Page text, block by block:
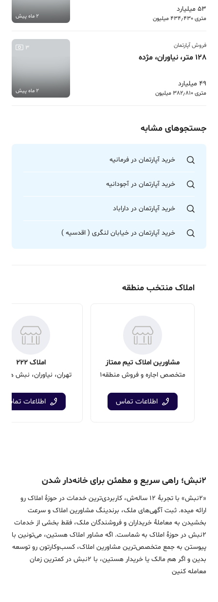
53 میلیارد
متری 434٫430 میلیون 2 ماه پیش
فروش آپارتمان
128 متر، نیاوران، مژده
49 میلیارد
متری 382٫810 میلیون
3
2 ماه پیش
جستجوهای مشابه
خرید آپارتمان در فرمانیه
خرید آپارتمان در آجودانیه
خرید آپارتمان در داراباد
خرید آپارتمان در خیابان لنگری ( اقدسیه )
املاک منتخب منطقه
مشاورین املاک تیم ممتاز
متخصص اجاره و فروش منطقه1
اطلاعات تماس
املاک 222
تهران، نیاوران، نبش
اطلاعات تماس
۲نبش؛ راهی سریع و مطمئن برای خانه‌دار شدن
«2نبش» با تجربۀ 12 ساله‌ش، کاربردی‌ترین خدمات در حوزۀ املاک رو
ارائه میده. ثبت آگهی‌های ملک، برندینگ مشاورین املاک و سرعت
بخشیدن به معاملۀ خریداران و فروشندگان ملک، فقط بخشی از خدمات
2نبش در حوزۀ املاک به شماست. اگه مشاور املاک هستین، می‌تونین با
پیوستن به جمع متخصص‌ترین مشاورین املاک، کسب‌وکارتون رو توسعه
بدین و اگر هم مالک یا خریدار هستین، با 2نبش در کمترین زمان
معامله‌ کنین